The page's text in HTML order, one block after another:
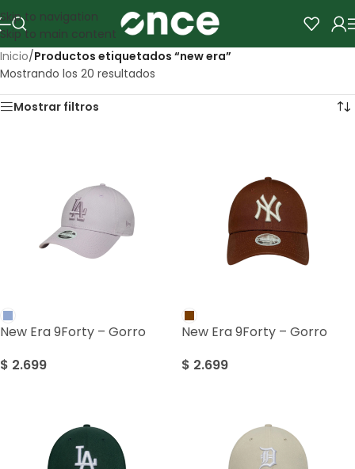
Skip to navigation
Skip to main content
Inicio/Productos etiquetados “new era”
Mostrando los 20 resultados
Mostrar filtros
New Era 9Forty – Gorro
$ 2.699
New Era 9Forty – Gorro
$ 2.699